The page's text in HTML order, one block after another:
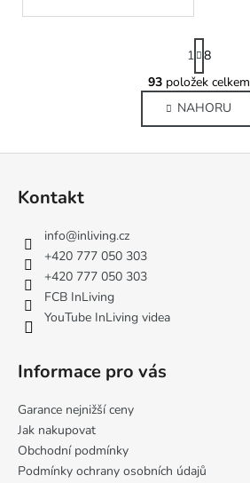
O
v
l
á
S
t
r
á
n
k
1
8
93položek celkem
NAHORU
Kontakt
info@inliving.cz
+420 777 050 303
+420 777 050 303
FCB InLiving
YouTube InLiving videa
Informace pro vás
Garance nejnižší ceny
Jak nakupovat
Obchodní podmínky
Podmínky ochrany osobních údajů